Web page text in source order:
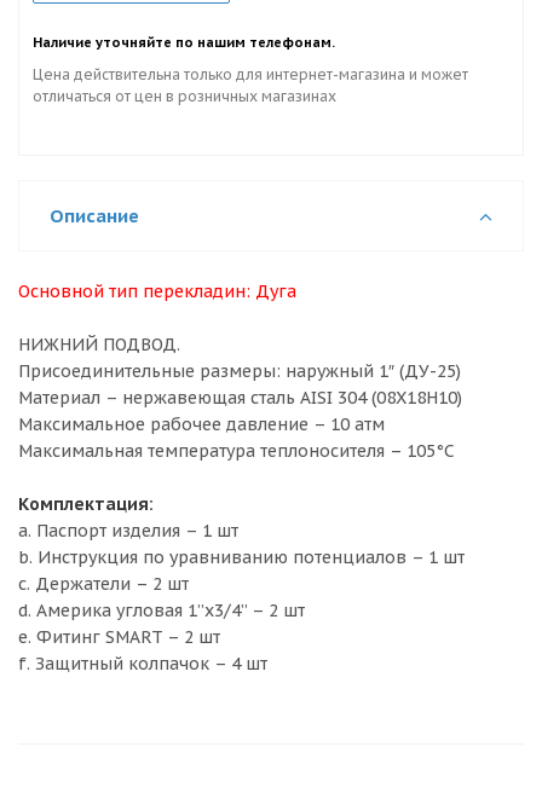
Наличие уточняйте по нашим телефонам.
Цена действительна только для интернет-магазина и может
отличаться от цен в розничных магазинах
Описание
Основной тип перекладин: Дуга
НИЖНИЙ ПОДВОД.
Присоединительные размеры: наружный 1″ (ДУ-25)
Материал – нержавеющая сталь AISI 304 (08X18H10)
Максимальное рабочее давление – 10 атм
Максимальная температура теплоносителя – 105°С
Комплектация:
a. Паспорт изделия – 1 шт
b. Инструкция по уравниванию потенциалов – 1 шт
c. Держатели – 2 шт
d. Америка угловая 1”х3/4” – 2 шт
e. Фитинг SMART – 2 шт
f. Защитный колпачок – 4 шт